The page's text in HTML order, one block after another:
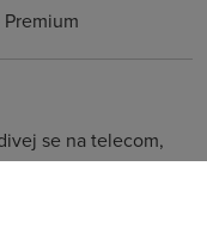
se na telecom,
to zadny jiny ADSL
CRA pouzivaji draty